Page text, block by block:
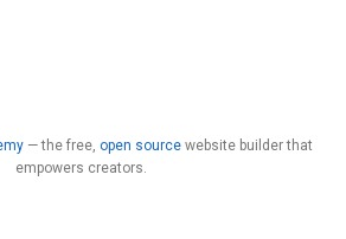
— the free, open source website builder that
empowers creators.